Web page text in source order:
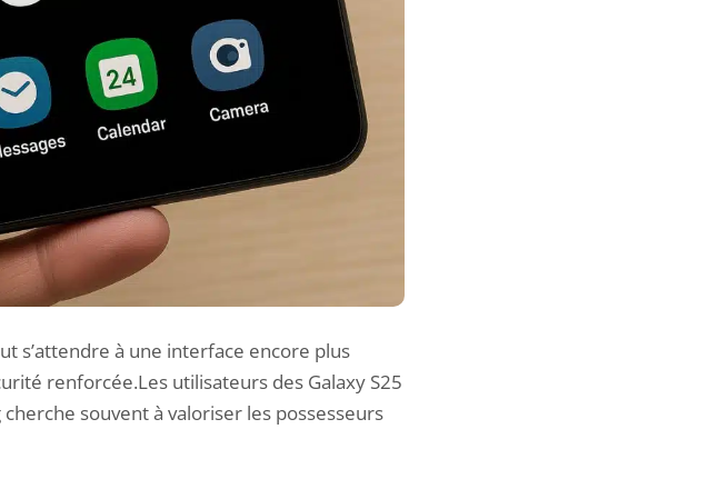
s’attendre à une interface encore plus
renforcée.Les utilisateurs des Galaxy S25
souvent à valoriser les possesseurs